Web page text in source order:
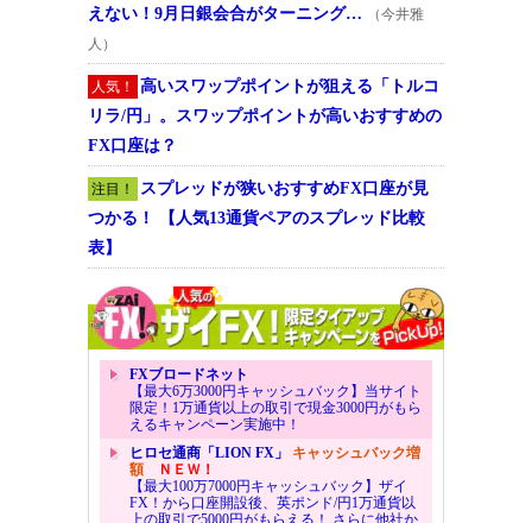
えない！9月日銀会合がターニング…
（今井雅
人）
人気！
高いスワップポイントが狙える「トルコ
リラ/円」。スワップポイントが高いおすすめの
FX口座は？
注目！
スプレッドが狭いおすすめFX口座が見
つかる！ 【人気13通貨ペアのスプレッド比較
表】
FXブロードネット
【最大6万3000円キャッシュバック】当サイト
限定！1万通貨以上の取引で現金3000円がもら
えるキャンペーン実施中！
ヒロセ通商「LION FX」 キャッシュバック増
額ＮＥＷ！
【最大100万7000円キャッシュバック】ザイ
FX！から口座開設後、英ポンド/円1万通貨以
上の取引で5000円がもらえる！ さらに他社か